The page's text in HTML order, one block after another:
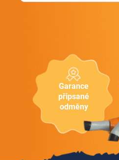
Garance
připsané
odměny